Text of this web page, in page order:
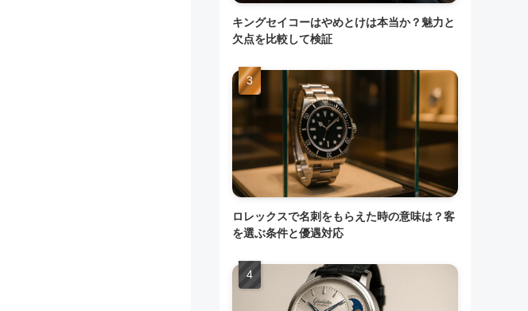
キングセイコーはやめとけは本当か？魅力と
欠点を比較して検証
ロレックスで名刺をもらえた時の意味は？客
を選ぶ条件と優遇対応